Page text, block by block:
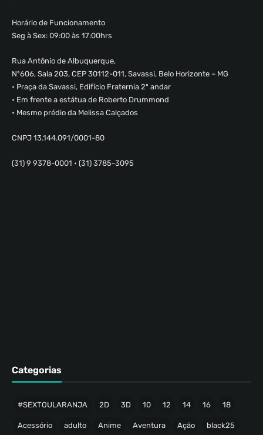
Horário de Funcionamento
Seg à Sex: 09:00 às 17:00hrs
Rua Antônio de Albuquerque,
Nº606, Sala 203, CEP 30112-011, Savassi, Belo Horizonte – MG
• Praça da Savassi, Edifício Fraternia 2º andar
• Em frente a estátua de Roberto Drummond
• Mesmo prédio da Melissa Calçados
CNPJ 13.144.091/0001-80
(31) 9 9378-0001 • (31) 3785-3095
Categorias
#SEXTOULARANJA 2D 3D 10 12 14 16 18
Acessório adulto Anime Aventura Ação black25